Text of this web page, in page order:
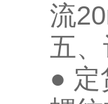
流
五
●